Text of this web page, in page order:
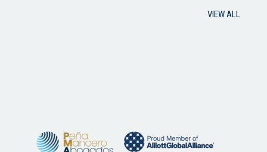
VIEW ALL